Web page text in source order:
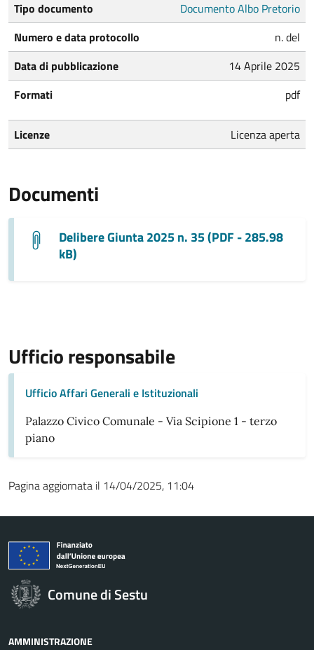
Tipo documento
Documento Albo Pretorio
Numero e data protocollo
n. del
Data di pubblicazione
14 Aprile 2025
Formati
pdf
Licenze Licenza aperta
Documenti
Delibere Giunta 2025 n. 35 (PDF - 285.98
kB)
Ufficio responsabile
Ufficio Affari Generali e Istituzionali
Palazzo Civico Comunale - Via Scipione 1 - terzo
piano
Pagina aggiornata il 14/04/2025, 11:04
Comune di Sestu
AMMINISTRAZIONE